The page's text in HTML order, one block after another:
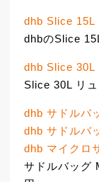
dhb Slice 15L
dhbのSlice
dhb Slice 30L
Slice 30L リ
dhb サドルバ
dhb サドルバ
dhb マイクロ
サドルバッグ